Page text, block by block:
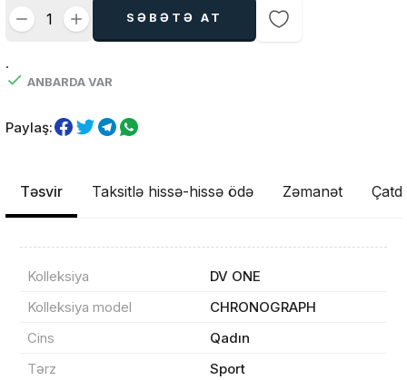
SƏBƏTƏ AT
.
ANBARDA VAR
Paylaş:
Təsvir Taksitlə hissə-hissə ödə Zəmanət
Kolleksiya
DV ONE
Kolleksiya model
CHRONOGRAPH
Cins
Qadın
Tərz
Sport
Məhsul(lar) səbətə əlavə edildi